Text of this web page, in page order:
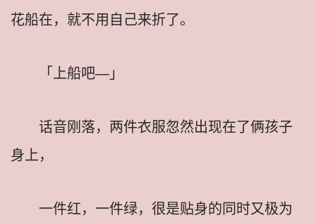
花船在，就不用自己来折了。
「上船吧—」
话音刚落，两件衣服忽然出现在了俩孩子
身上，
一件红，一件绿，很是贴身的同时又极为